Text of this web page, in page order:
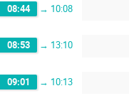
08:44 → 10:08
08:53 → 13:10
09:01 → 10:13